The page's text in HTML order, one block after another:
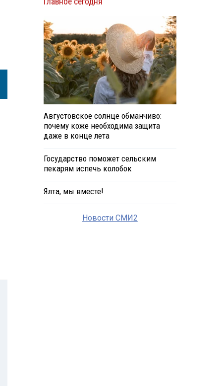
Августовское солнце обманчиво:
почему коже необходима защита
даже в конце лета
Государство поможет сельским
пекарям испечь колобок
Ялта, мы вместе!
Новости СМИ2